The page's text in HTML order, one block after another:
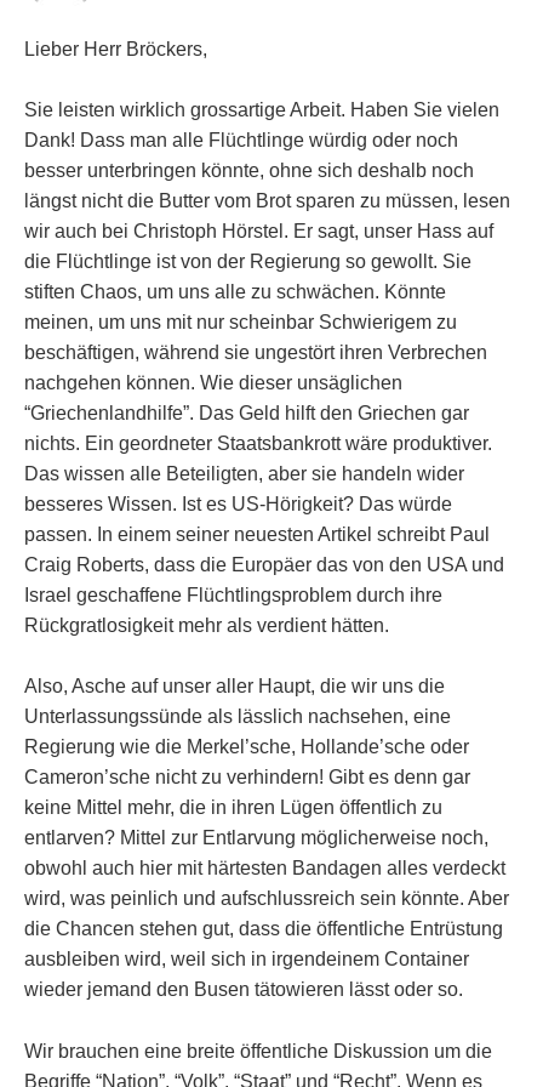
Lieber Herr Bröckers,
Sie leisten wirklich grossartige Arbeit. Haben Sie vielen
Dank! Dass man alle Flüchtlinge würdig oder noch
besser unterbringen könnte, ohne sich deshalb noch
längst nicht die Butter vom Brot sparen zu müssen, lesen
wir auch bei Christoph Hörstel. Er sagt, unser Hass auf
die Flüchtlinge ist von der Regierung so gewollt. Sie
stiften Chaos, um uns alle zu schwächen. Könnte
meinen, um uns mit nur scheinbar Schwierigem zu
beschäftigen, während sie ungestört ihren Verbrechen
nachgehen können. Wie dieser unsäglichen
“Griechenlandhilfe”. Das Geld hilft den Griechen gar
nichts. Ein geordneter Staatsbankrott wäre produktiver.
Das wissen alle Beteiligten, aber sie handeln wider
besseres Wissen. Ist es US-Hörigkeit? Das würde
passen. In einem seiner neuesten Artikel schreibt Paul
Craig Roberts, dass die Europäer das von den USA und
Israel geschaffene Flüchtlingsproblem durch ihre
Rückgratlosigkeit mehr als verdient hätten.
Also, Asche auf unser aller Haupt, die wir uns die
Unterlassungssünde als lässlich nachsehen, eine
Regierung wie die Merkel’sche, Hollande’sche oder
Cameron’sche nicht zu verhindern! Gibt es denn gar
keine Mittel mehr, die in ihren Lügen öffentlich zu
entlarven? Mittel zur Entlarvung möglicherweise noch,
obwohl auch hier mit härtesten Bandagen alles verdeckt
wird, was peinlich und aufschlussreich sein könnte. Aber
die Chancen stehen gut, dass die öffentliche Entrüstung
ausbleiben wird, weil sich in irgendeinem Container
wieder jemand den Busen tätowieren lässt oder so.
Wir brauchen eine breite öffentliche Diskussion um die
Begriffe “Nation”, “Volk”, “Staat” und “Recht”. Wenn es